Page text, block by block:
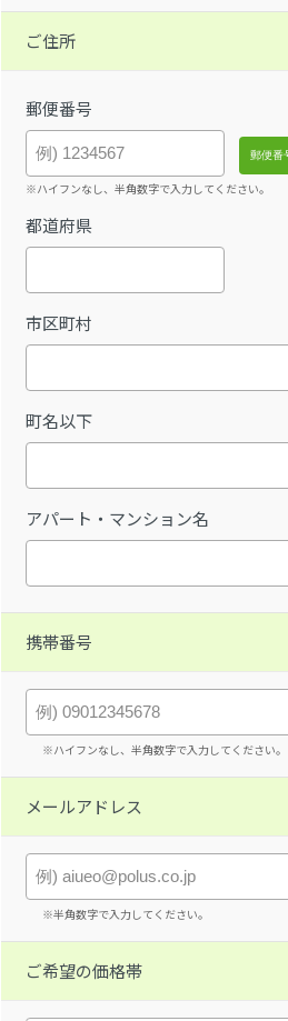
ご住所
郵便番号
※ハイフンなし、半角数字で入力してください。
都道府県
市区町村
町名以下
アパート・マンション名
携帯番号
※ハイフンなし、半角数字で入力してください。
メールアドレス
※半角数字で入力してください。
ご希望の価格帯